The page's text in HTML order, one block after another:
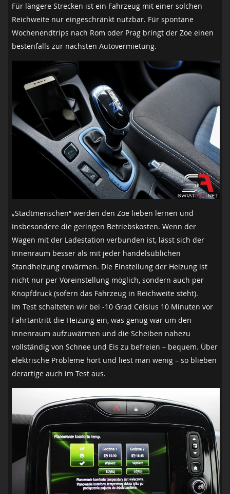
Für längere Strecken ist ein Fahrzeug mit einer solchen
Reichweite nur eingeschränkt nutzbar. Für spontane
Wochenendtrips nach Rom oder Prag bringt der Zoe einen
bestenfalls zur nächsten Autovermietung.
„Stadtmenschen“ werden den Zoe lieben lernen und
insbesondere die geringen Betriebskosten. Wenn der
Wagen mit der Ladestation verbunden ist, lässt sich der
Innenraum besser als mit jeder handelsüblichen
Standheizung erwärmen. Die Einstellung der Heizung ist
nicht nur per Voreinstellung möglich, sondern auch per
Knopfdruck (sofern das Fahrzeug in Reichweite steht).
Im Test schalteten wir bei -10 Grad Celsius 10 Minuten vor
Fahrtantritt die Heizung ein, was genug war um den
Innenraum aufzuwärmen und die Scheiben nahezu
vollständig von Schnee und Eis zu befreien – bequem. Über
elektrische Probleme hört und liest man wenig – so blieben
derartige auch im Test aus.